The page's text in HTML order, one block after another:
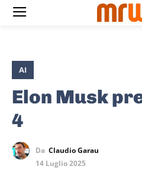
AI
Elon Musk
4
Da Claudio Garau
14 Luglio 2025